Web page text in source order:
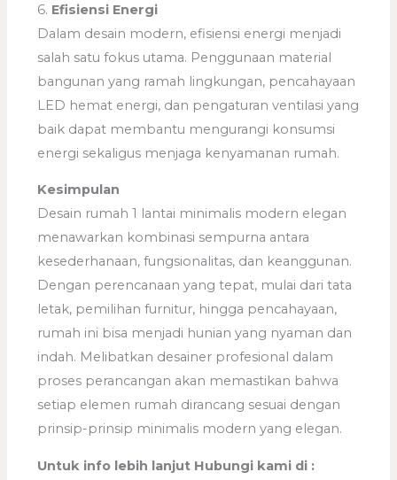
6. Efisiensi Energi
Dalam desain modern, efisiensi energi menjadi
salah satu fokus utama. Penggunaan material
bangunan yang ramah lingkungan, pencahayaan
LED hemat energi, dan pengaturan ventilasi yang
baik dapat membantu mengurangi konsumsi
energi sekaligus menjaga kenyamanan rumah.
Kesimpulan
Desain rumah 1 lantai minimalis modern elegan
menawarkan kombinasi sempurna antara
kesederhanaan, fungsionalitas, dan keanggunan.
Dengan perencanaan yang tepat, mulai dari tata
letak, pemilihan furnitur, hingga pencahayaan,
rumah ini bisa menjadi hunian yang nyaman dan
indah. Melibatkan desainer profesional dalam
proses perancangan akan memastikan bahwa
setiap elemen rumah dirancang sesuai dengan
prinsip-prinsip minimalis modern yang elegan.
Untuk info lebih lanjut Hubungi kami di :